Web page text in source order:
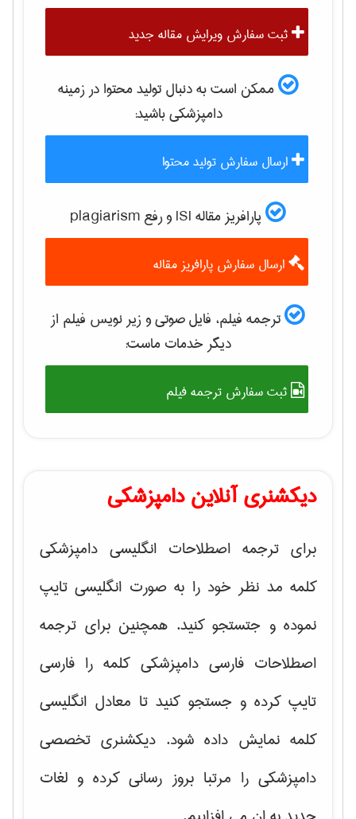
ثبت سفارش ویرایش مقاله جدید
ممکن است به دنبال تولید محتوا در زمینه
دامپزشكیباشید:
ارسال سفارش تولید محتوا
پارافریز مقاله ISI و رفع plagiarism
ارسال سفارش پارافریز مقاله
ترجمه فیلم، فایل صوتی و زیر نویس فیلم از
دیگر خدمات ماست:
ثبت سفارش ترجمه فیلم
دیکشنری آنلاین دامپزشکی
برای ترجمه اصطلاحات انگلیسی دامپزشکی
کلمه مد نظر خود را به صورت انگلیسی تایپ
نموده و جتستجو کنید. همچنین برای ترجمه
اصطلاحات فارسی دامپزشکی کلمه را فارسی
تایپ کرده و جستجو کنید تا معادل انگلیسی
کلمه نمایش داده شود. دیکشنری تخصصی
دامپزشکی را مرتبا بروز رسانی کرده و لغات